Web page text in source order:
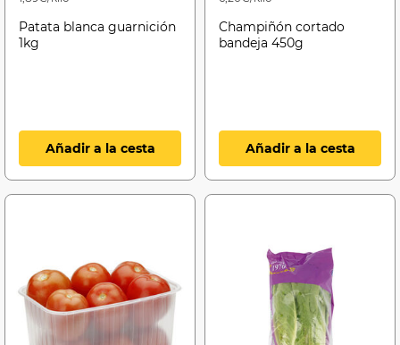
Patata blanca guarnición
1kg
Añadir a la cesta
Champiñón cortado
bandeja 450g
Añadir a la cesta